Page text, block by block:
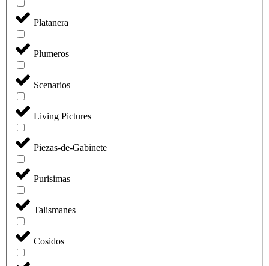
Platanera
Plumeros
Scenarios
Living Pictures
Piezas-de-Gabinete
Purisimas
Talismanes
Cosidos